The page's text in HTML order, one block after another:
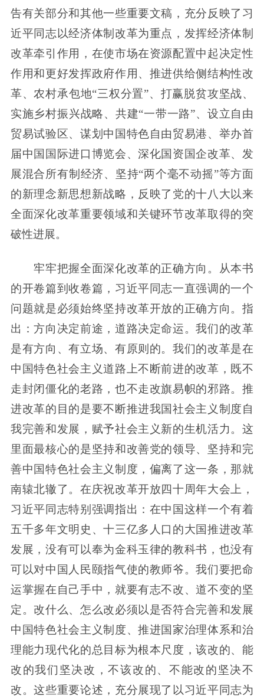
告有关部分和其他一些重要文稿，充分反映了习
近平同志以经济体制改革为重点，发挥经济体制
改革牵引作用，在使市场在资源配置中起决定性
作用和更好发挥政府作用、推进供给侧结构性改
革、农村承包地“三权分置”、打赢脱贫攻坚战、
实施乡村振兴战略、共建“一带一路”、设立自由
贸易试验区、谋划中国特色自由贸易港、举办首
届中国国际进口博览会、深化国资国企改革、发
展混合所有制经济、坚持“两个毫不动摇”等方面
的新理念新思想新战略，反映了党的十八大以来
全面深化改革重要领域和关键环节改革取得的突
破性进展。
牢牢把握全面深化改革的正确方向。从本书
的开卷篇到收卷篇，习近平同志一直强调的一个
问题就是必须始终坚持改革开放的正确方向。指
出：方向决定前途，道路决定命运。我们的改革
是有方向、有立场、有原则的。我们的改革是在
中国特色社会主义道路上不断前进的改革，既不
走封闭僵化的老路，也不走改旗易帜的邪路。推
进改革的目的是要不断推进我国社会主义制度自
我完善和发展，赋予社会主义新的生机活力。这
里面最核心的是坚持和改善党的领导、坚持和完
善中国特色社会主义制度，偏离了这一条，那就
南辕北辙了。在庆祝改革开放四十周年大会上，
习近平同志特别强调指出：在中国这样一个有着
五千多年文明史、十三亿多人口的大国推进改革
发展，没有可以奉为金科玉律的教科书，也没有
可以对中国人民颐指气使的教师爷。我们要把命
运掌握在自己手中，就要有志不改、道不变的坚
定。改什么、怎么改必须以是否符合完善和发展
中国特色社会主义制度、推进国家治理体系和治
理能力现代化的总目标为根本尺度，该改的、能
改的我们坚决改，不该改的、不能改的坚决不
改。这些重要论述，充分展现了以习近平同志为